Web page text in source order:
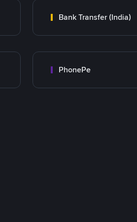
Bank Transfer (India)
PhonePe